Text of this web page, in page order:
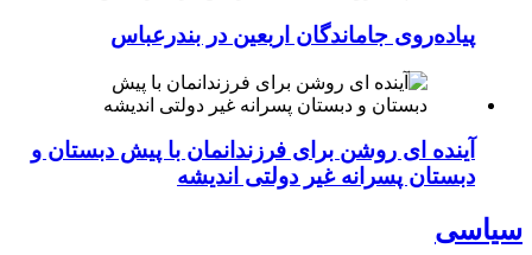
پیاده‌روی جاماندگان اربعین در بندرعباس
آینده ای روشن برای فرزندانمان با پیش دبستان و
دبستان پسرانه غیر دولتی اندیشه
سیاسی